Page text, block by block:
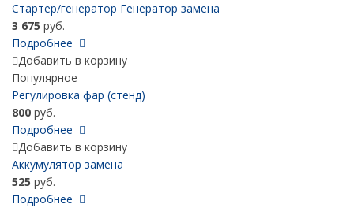
Стартер/генератор Генератор замена
3 675 руб.
Подробнее
Добавить в корзину
Популярное
Регулировка фар (стенд)
800 руб.
Подробнее
Добавить в корзину
Аккумулятор замена
525 руб.
Подробнее